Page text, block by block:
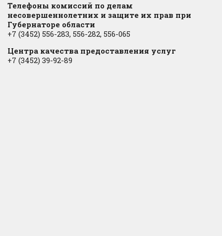
Телефоны комиссий по делам
несовершеннолетних и защите их прав при
Губернаторе области
+7 (3452) 556-283, 556-282, 556-065
Центра качества предоставления услуг
+7 (3452) 39-92-89